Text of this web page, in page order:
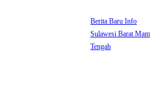
Berita Baru Info
Sulawesi Barat
Tengah